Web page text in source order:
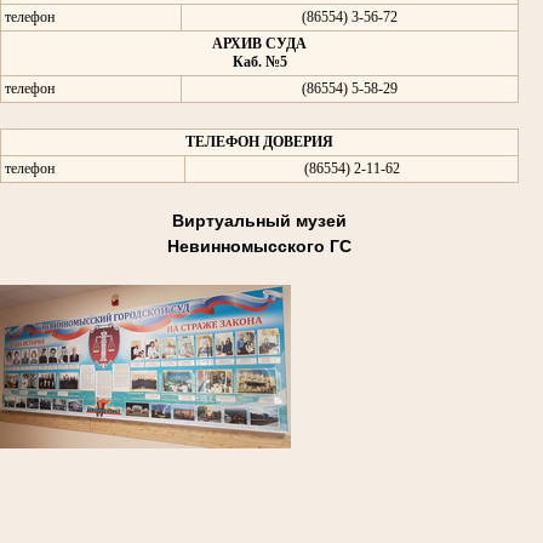
телефон
(86554) 3-56-72
АРХИВ СУДА
Каб. №5
телефон
(86554) 5-58-29
ТЕЛЕФОН ДОВЕРИЯ
телефон
(86554) 2-11-62
Виртуальный музей
Невинномысского ГС